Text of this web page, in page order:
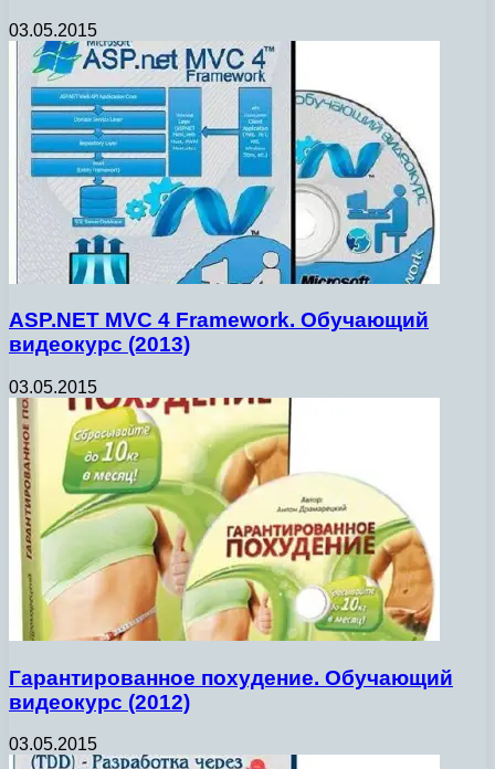
03.05.2015
ASP.NET MVC 4 Framework. Обучающий
видеокурс (2013)
03.05.2015
Гарантированное похудение. Обучающий
видеокурс (2012)
03.05.2015